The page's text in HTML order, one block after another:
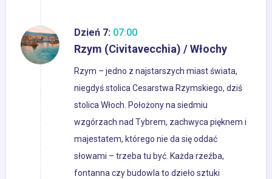
Dzień 7: 07:00
Rzym (Civitavecchia) / Włochy
Rzym – jedno z najstarszych miast świata,
niegdyś stolica Cesarstwa Rzymskiego, dziś
stolica Włoch. Położony na siedmiu
wzgórzach nad Tybrem, zachwyca pięknem i
majestatem, którego nie da się oddać
słowami – trzeba tu być. Każda rzeźba,
fontanna czy budowla to dzieło sztuki